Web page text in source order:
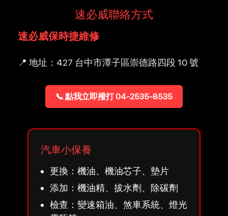
速必威聯絡方式
速必威保時捷維修
📍 地址：427 台中市潭子區崇德路四段 10 號
📞 點我立即撥打 04-2535-8535
汽車小保養
更換：機油、機油芯子、墊片
添加：機油精、拔水劑、除碳劑
檢查：變速箱油、煞車系統、燈光